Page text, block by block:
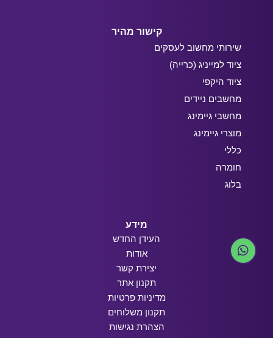
קישור מהיר
שירותי מחשוב לעסקים
ציוד למייניג (כרייה)
ציוד היקפי
מחשבים ניידים
מחשבי גיימינג
מוצרי גיימינג
כללי
חומרה
בלוג
מידע
העידן החדש
אודות
יצירת קשר
תקנון אתר
מדיניות פרטיות
תקנון משלוחים
הצהרת נגישות